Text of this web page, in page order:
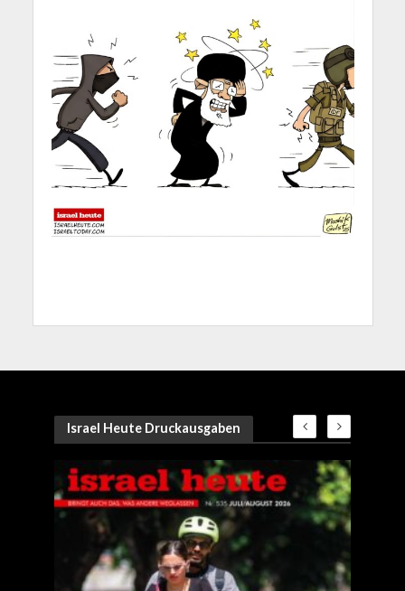
Israel Heute Druckausgaben